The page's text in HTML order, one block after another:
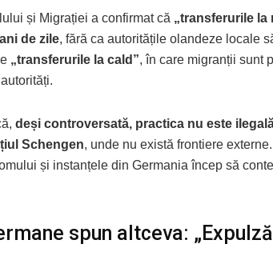
și Migrației a confirmat că „transferurile la
de zile, fără ca autoritățile olandeze locale
„transferurile la cald”, în care migranții sunt
deși controversată, practica nu este
Schengen, unde nu există frontiere
și instanțele din Germania încep să
spun altceva: